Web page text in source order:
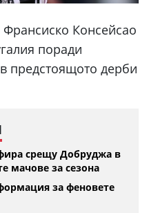
Консейсао
поради
предстоящото дерби
срещу Добруджа в
мачове за сезона
за феновете